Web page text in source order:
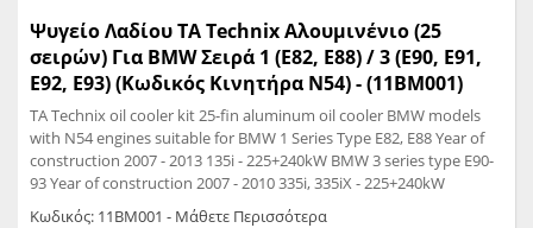
Ψυγείο Λαδίου TA Technix Αλουμινένιο (25
σειρών) Για BMW Σειρά 1 (E82, E88) / 3 (E90, E91,
E92, E93) (Κωδικός Κινητήρα N54) - (11BM001)
TA Technix oil cooler kit 25-fin aluminum oil cooler BMW models
with N54 engines suitable for BMW 1 Series Type E82, E88 Year of
construction 2007 - 2013 135i - 225+240kW BMW 3 series type E90-
93 Year of construction 2007 - 2010 335i, 335iX - 225+240kW
Κωδικός: 11BM001 - Μάθετε Περισσότερα